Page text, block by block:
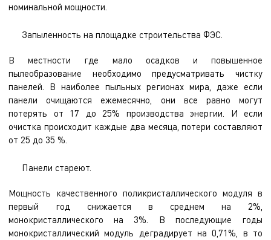
номинальной мощности.
Запыленность на площадке строительства ФЭС.
В местности где мало осадков и повышенное
пылеобразование необходимо предусматривать чистку
панелей. В наиболее пыльных регионах мира, даже если
панели очищаются ежемесячно, они все равно могут
потерять от 17 до 25% производства энергии. И если
очистка происходит каждые два месяца, потери составляют
от 25 до 35 %.
Панели стареют.
Мощность качественного поликристаллического модуля в
первый год снижается в среднем на 2%,
монокристаллического на 3%. В последующие годы
монокристаллический модуль деградирует на 0,71%, в то